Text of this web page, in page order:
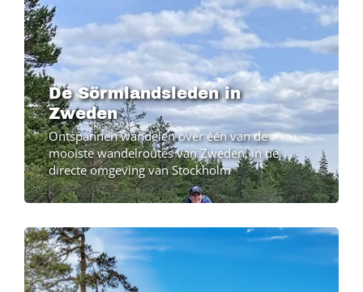
De Sörmlandsleden in
Zweden
Ontspannen wandelen over één van de
mooiste wandelroutes van Zweden, in de
directe omgeving van Stockholm